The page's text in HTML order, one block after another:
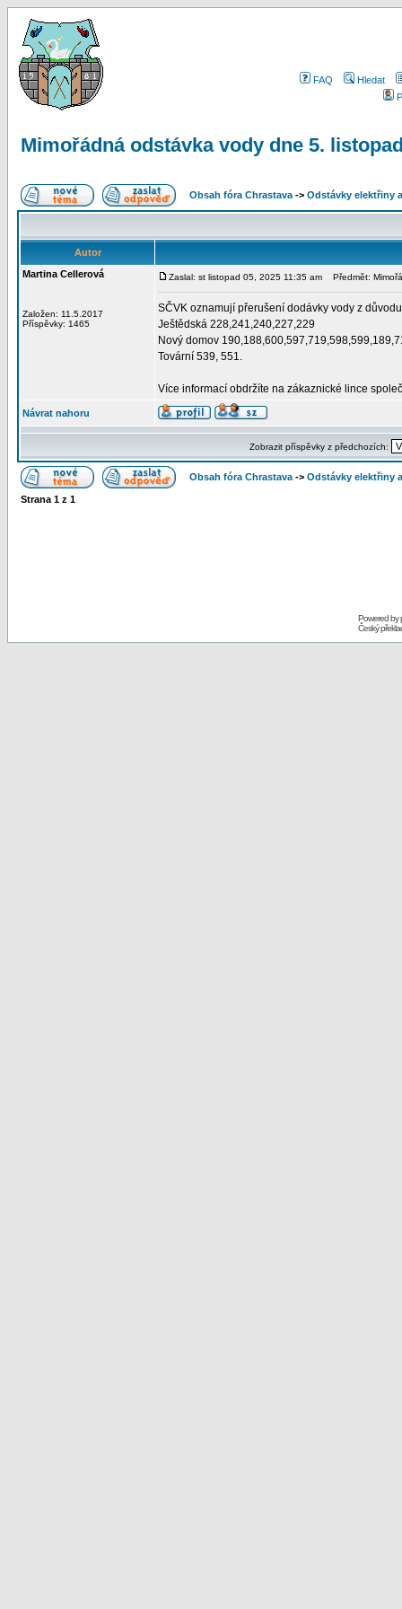
FAQ
Hledat
Mimořádná odstávka vody dne 5.
Obsah fóra Chrastava -> Odstávky elektřiny
Autor
Martina Cellerová
Založen: 11.5.2017
Příspěvky: 1465
Zaslal: st listopad 05, 2025 11:35 am Předmět:
SČVK oznamují přerušení dodávky vody z
Ještědská 228,241,240,227,229
Nový domov
Tovární 539, 551.
Více informací obdržíte na zákaznické lince
Návrat nahoru
Zobrazit příspěvky z předchozích:
Obsah fóra Chrastava -> Odstávky elektřiny
Strana 1 z 1
Powered by
Český